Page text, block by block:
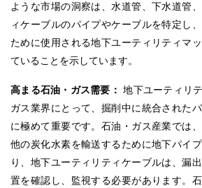
ような市場の洞察は、水道管、下水道管
ィケーブルのパイプやケーブルを特定し
ために使用される地下ユーティリティマ
ていることを示しています。
高まる石油・ガス需要： 地下ユーティリ
ガス業界にとって、掘削中に統合された
に極めて重要です。石油・ガス産業では
他の炭化水素を輸送するために地下パイ
り、地下ユーティリティケーブルは、漏
置を確認し、監視する必要があります。